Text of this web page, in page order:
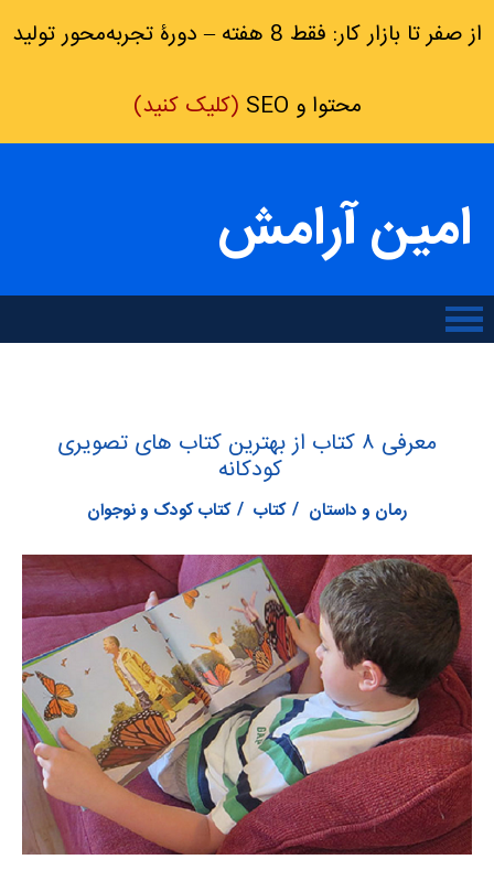
از صفر تا بازار کار: فقط 8 هفته – دورۀ تجربه‌محور تولید
محتوا و SEO (کلیک کنید)
امین آرامش
معرفی ۸ کتاب از بهترین کتاب های تصویری
کودکانه
رمان و داستان کتاب کتاب کودک و نوجوان